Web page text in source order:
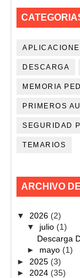
DESCARGA
MEMORIA
PRIMEROS
SEGURIDAD
TEMARIOS
ARCHIVO
▼ 2026 (2)
▼ julio (1)
Descarga
► mayo (1)
► 2025 (3)
► 2024 (35)